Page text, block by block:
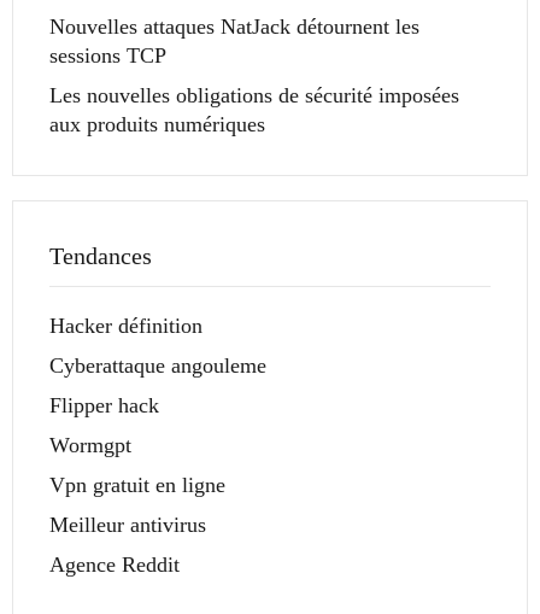
Nouvelles attaques NatJack détournent les
sessions TCP
Les nouvelles obligations de sécurité imposées
aux produits numériques
Tendances
Hacker définition
Cyberattaque angouleme
Flipper hack
Wormgpt
Vpn gratuit en ligne
Meilleur antivirus
Agence Reddit